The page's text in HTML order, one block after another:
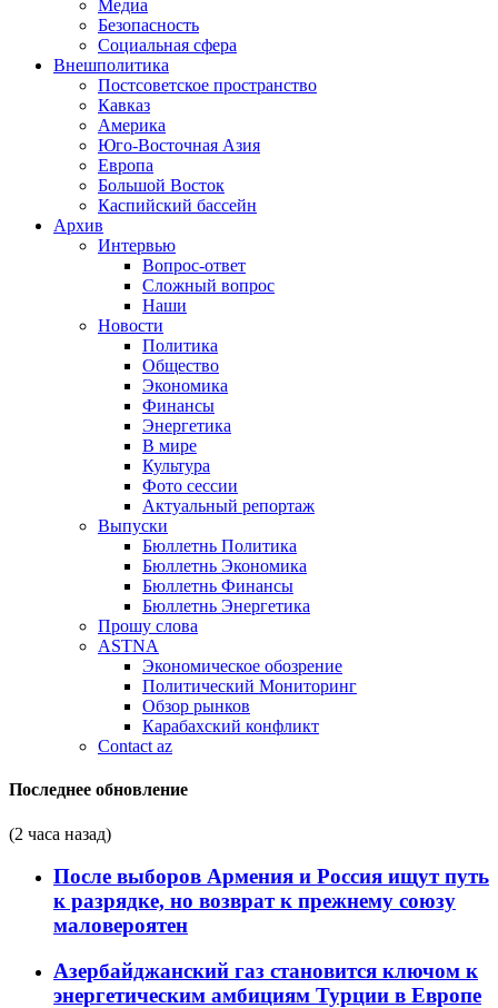
Медиа
Безопасность
Социальная сфера
Внешполитика
Постсоветское пространство
Кавказ
Америка
Юго-Восточная Азия
Европа
Большой Восток
Каспийский бассейн
Архив
Интервью
Вопрос-ответ
Сложный вопрос
Наши
Новости
Политика
Общество
Экономика
Финансы
Энергетика
В мире
Культура
Фото сессии
Актуальный репортаж
Выпуски
Бюллетнь Политика
Бюллетнь Экономика
Бюллетнь Финансы
Бюллетнь Энергетика
Прошу слова
ASTNA
Экономическое обозрение
Политический Мониторинг
Обзор рынков
Карабахский конфликт
Contact az
Последнее обновление
(2 часа назад)
После выборов Армения и Россия ищут путь
к разрядке, но возврат к прежнему союзу
маловероятен
Азербайджанский газ становится ключом к
энергетическим амбициям Турции в Европе